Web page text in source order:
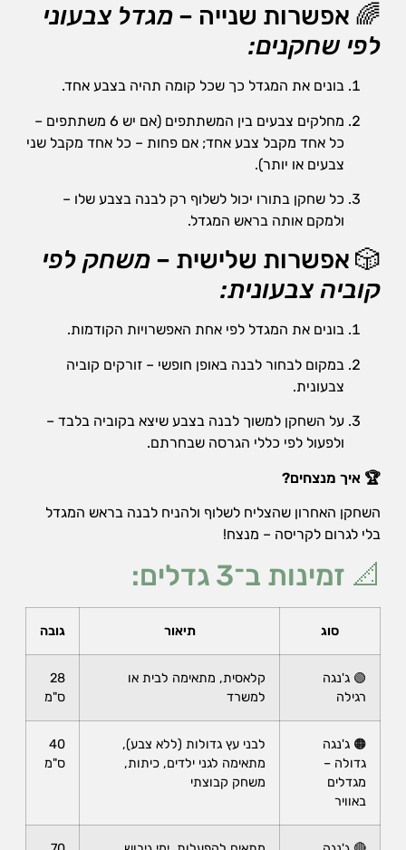
🌈 אפשרות שנייה – מגדל צבעוני
לפי שחקנים:
בונים את המגדל כך שכל קומה תהיה בצבע אחד.
מחלקים צבעים בין המשתתפים (אם יש 6 משתתפים –
כל אחד מקבל צבע אחד; אם פחות – כל אחד מקבל שני
צבעים או יותר).
כל שחקן בתורו יכול לשלוף רק לבנה בצבע שלו –
ולמקם אותה בראש המגדל.
🎲 אפשרות שלישית – משחק לפי
קוביה צבעונית:
בונים את המגדל לפי אחת האפשרויות הקודמות.
במקום לבחור לבנה באופן חופשי – זורקים קוביה
צבעונית.
על השחקן למשוך לבנה בצבע שיצא בקוביה בלבד –
ולפעול לפי כללי הגרסה שבחרתם.
🏆 איך מנצחים?
השחקן האחרון שהצליח לשלוף ולהניח לבנה בראש המגדל
בלי לגרום לקריסה – מנצח!
📐 זמינות ב־3 גדלים:
סוג תיאור גובה
🟢 ג'נגה
רגילה
קלאסית, מתאימה לבית או
למשרד
28
ס"מ
🟠 ג'נגה
גדולה –
מגדלים
באוויר
לבני עץ גדולות (ללא צבע),
מתאימה לגני ילדים, כיתות,
משחק קבוצתי
40
ס"מ